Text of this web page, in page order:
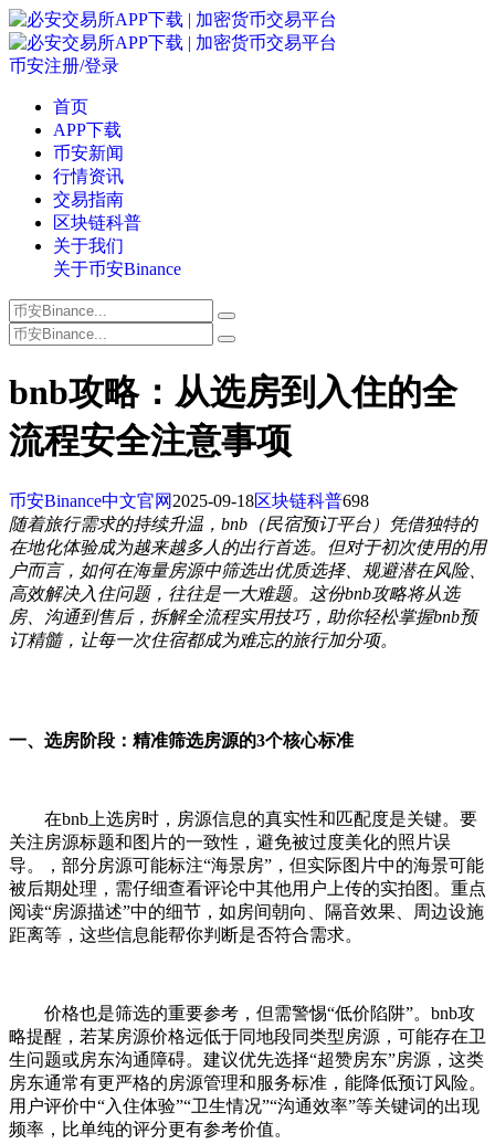
币安注册/登录
首页
APP下载
币安新闻
行情资讯
交易指南
区块链科普
关于我们
关于币安Binance
bnb攻略：从选房到入住的全
流程安全注意事项
币安Binance中文官网 2025-09-18区块链科普698
随着旅行需求的持续升温，bnb（民宿预订平台）凭借独特的
在地化体验成为越来越多人的出行首选。但对于初次使用的用
户而言，如何在海量房源中筛选出优质选择、规避潜在风险、
高效解决入住问题，往往是一大难题。这份bnb攻略将从选
房、沟通到售后，拆解全流程实用技巧，助你轻松掌握bnb预
订精髓，让每一次住宿都成为难忘的旅行加分项。
一、选房阶段：精准筛选房源的3个核心标准
在bnb上选房时，房源信息的真实性和匹配度是关键。要
关注房源标题和图片的一致性，避免被过度美化的照片误
导。，部分房源可能标注“海景房”，但实际图片中的海景可能
被后期处理，需仔细查看评论中其他用户上传的实拍图。重点
阅读“房源描述”中的细节，如房间朝向、隔音效果、周边设施
距离等，这些信息能帮你判断是否符合需求。
价格也是筛选的重要参考，但需警惕“低价陷阱”。bnb攻
略提醒，若某房源价格远低于同地段同类型房源，可能存在卫
生问题或房东沟通障碍。建议优先选择“超赞房东”房源，这类
房东通常有更严格的房源管理和服务标准，能降低预订风险。
用户评价中“入住体验”“卫生情况”“沟通效率”等关键词的出现
频率，比单纯的评分更有参考价值。